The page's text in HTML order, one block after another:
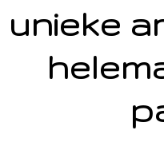
unieke